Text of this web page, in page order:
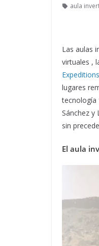
aula
Las aulas
virtuales ,
Expeditions
lugares
tecnología
Sánchez y
sin
El aula